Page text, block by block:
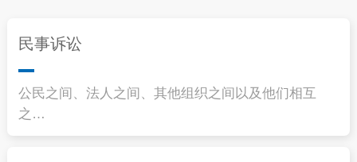
民事诉讼
公民之间、法人之间、其他组织之间以及他们相互
之…